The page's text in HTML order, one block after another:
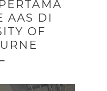
AAS DI
OF